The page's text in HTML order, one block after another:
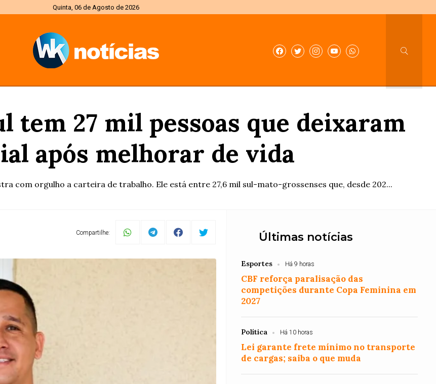
Quinta, 06 de Agosto de 2026
tem 27 mil pessoas que deixaram
após melhorar de vida
com orgulho a carteira de trabalho. Ele está entre 27,6 mil sul-mato-grossenses que, desde 202...
Compartilhe: Últimas notícias
Esportes Há 9 horas
CBF reforça paralisação das
competições durante Copa Feminina em
2027
Política Há 10 horas
Lei garante frete mínimo no transporte
de cargas; saiba o que muda